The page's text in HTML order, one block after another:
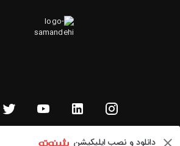
دانلود و نصب اپلیکیشن
تمامی حقوق این وبسایت متعلق به